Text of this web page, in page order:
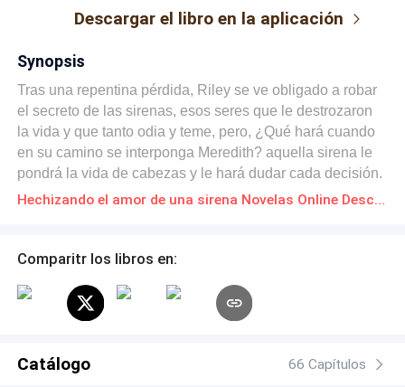
Descargar el libro en la aplicación
Synopsis
Tras una repentina pérdida, Riley se ve obligado a robar
el secreto de las sirenas, esos seres que le destrozaron
la vida y que tanto odia y teme, pero, ¿Qué hará cuando
en su camino se interponga Meredith? aquella sirena le
pondrá la vida de cabezas y le hará dudar cada decisión.
¿Riley será capaz de descubrir quien es su verdadero
Hechizando el amor de una sirena Novelas Online Descarga gratuita de PDF
Comparitr los libros en:
Catálogo 66 Capítulos